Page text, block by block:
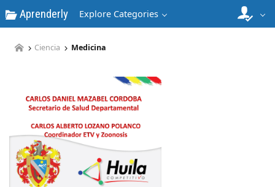
Aprenderly Explore Categories
Ciencia Medicina